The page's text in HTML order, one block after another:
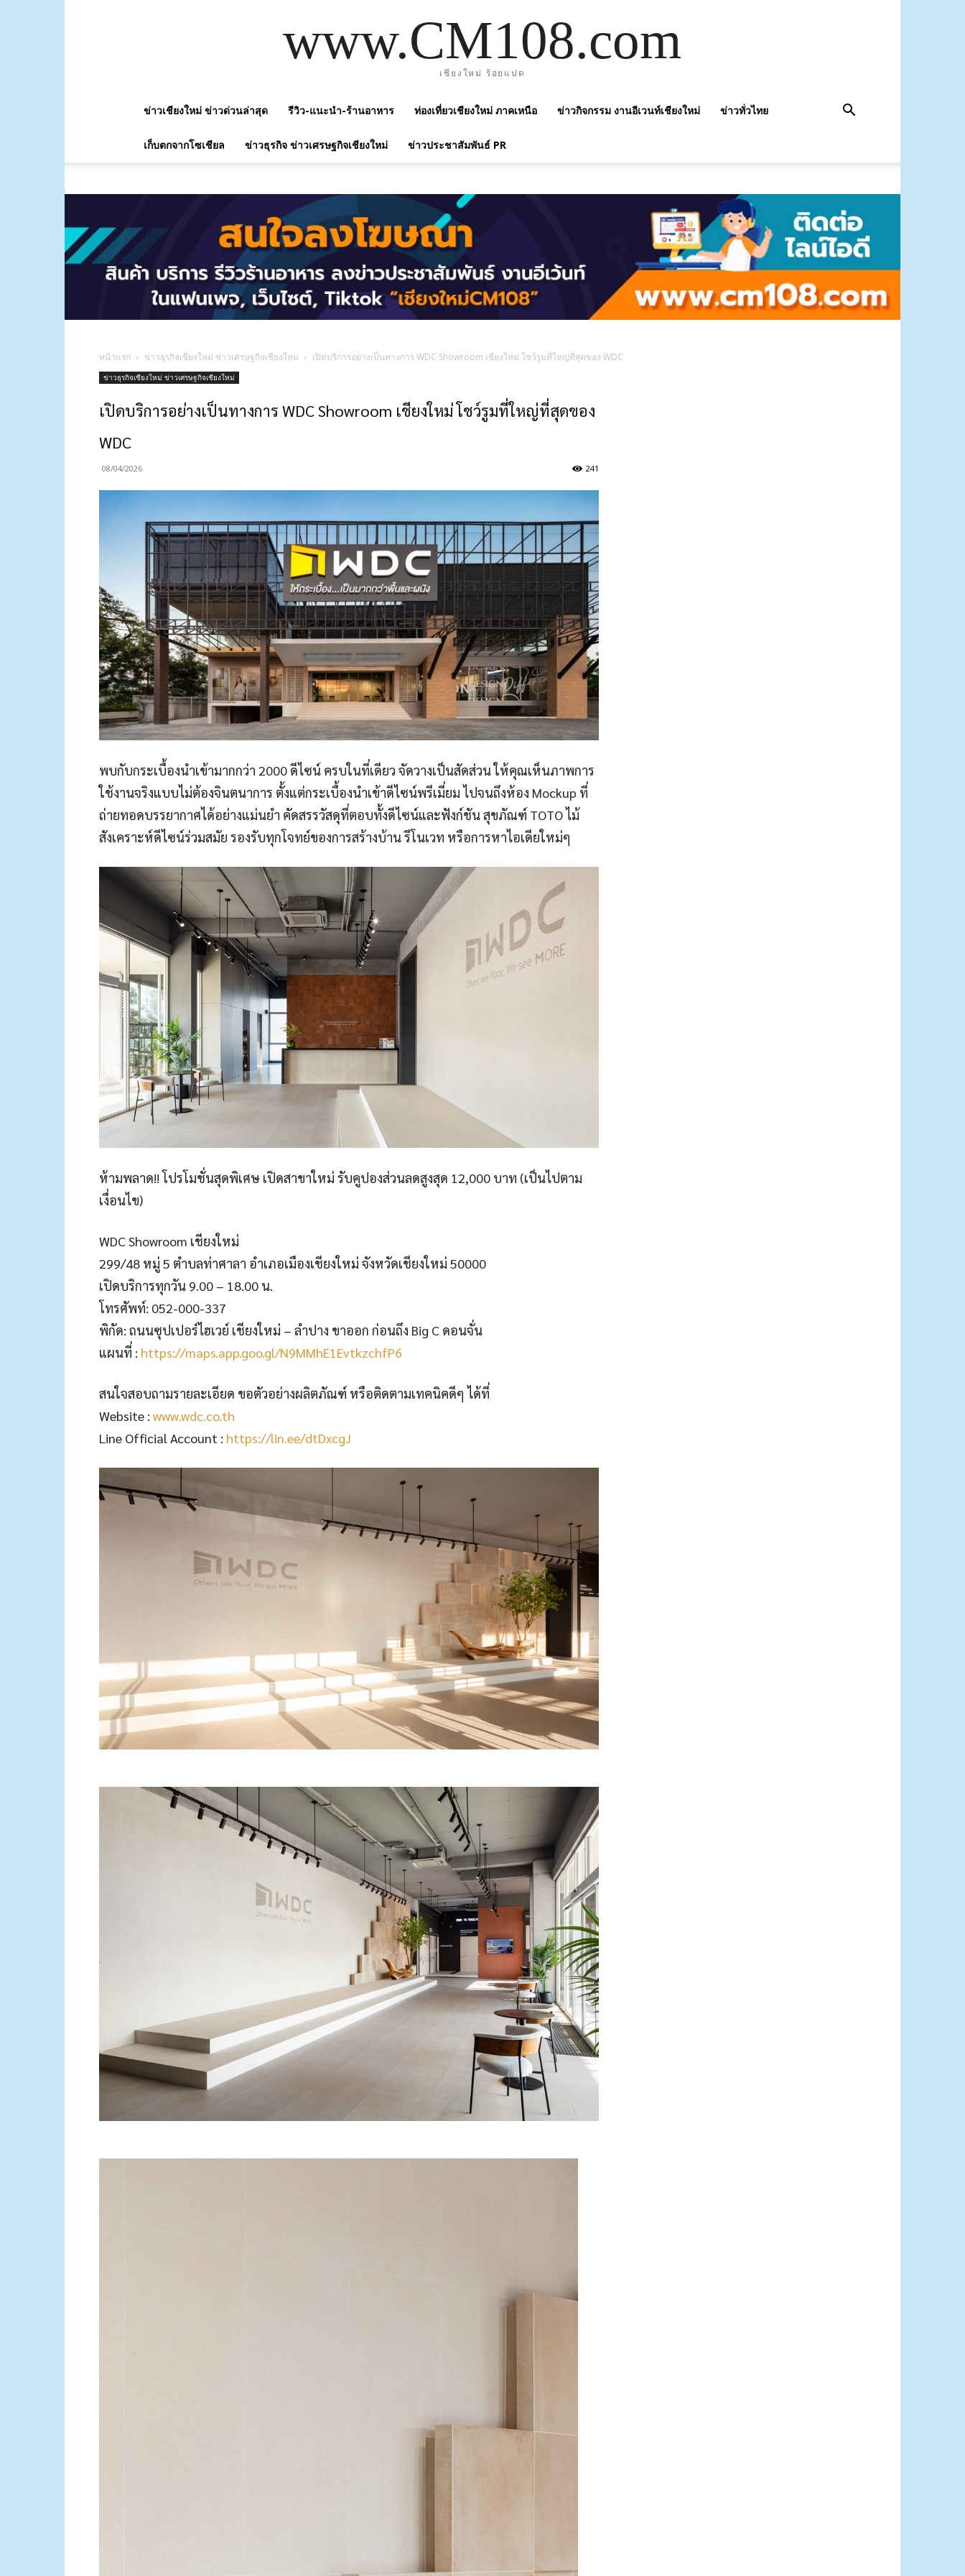
www.CM108.com
เชียงใหม่ ร้อยแปด
ข่าวเชียงใหม่ ข่าวด่วนล่าสุด รีวิว-แนะนำ-ร้านอาหาร ท่องเที่ยวเชียงใหม่ ภาคเหนือ ข่าวกิจกรรม งานอีเวนท์เชียงใหม่ ข่าวทั่วไทย
เก็บตกจากโซเชียล ข่าวธุรกิจ ข่าวเศรษฐกิจเชียงใหม่ ข่าวประชาสัมพันธ์ PR
หน้าแรก ข่าวธุรกิจเชียงใหม่ ข่าวเศรษฐกิจเชียงใหม่ เปิดบริการอย่างเป็นทางการ WDC Showroom เชียงใหม่ โชว์รูมที่ใหญ่ที่สุดของ WDC
ข่าวธุรกิจเชียงใหม่ ข่าวเศรษฐกิจเชียงใหม่
เปิดบริการอย่างเป็นทางการ WDC Showroom เชียงใหม่ โชว์รูมที่ใหญ่ที่สุดของ
WDC
08/04/2026 241
พบกับกระเบื้องนำเข้ามากกว่า 2000 ดีไซน์ ครบในที่เดียว จัดวางเป็นสัดส่วน ให้คุณเห็นภาพการ
ใช้งานจริงแบบไม่ต้องจินตนาการ ตั้งแต่กระเบื้องนำเข้าดีไซน์พรีเมี่ยม ไปจนถึงห้อง Mockup ที่
ถ่ายทอดบรรยากาศได้อย่างแม่นยำ คัดสรรวัสดุที่ตอบทั้งดีไซน์และฟังก์ชัน สุขภัณฑ์ TOTO ไม้
สังเคราะห์ดีไซน์ร่วมสมัย รองรับทุกโจทย์ของการสร้างบ้าน รีโนเวท หรือการหาไอเดียใหม่ๆ
ห้ามพลาด!! โปรโมชั่นสุดพิเศษ เปิดสาขาใหม่ รับคูปองส่วนลดสูงสุด 12,000 บาท (เป็นไปตาม
เงื่อนไข)
WDC Showroom เชียงใหม่
299/48 หมู่ 5 ตำบลท่าศาลา อำเภอเมืองเชียงใหม่ จังหวัดเชียงใหม่ 50000
เปิดบริการทุกวัน 9.00 – 18.00 น.
โทรศัพท์: 052-000-337
พิกัด: ถนนซุปเปอร์ไฮเวย์ เชียงใหม่ – ลำปาง ขาออก ก่อนถึง Big C ดอนจั่น
แผนที่ : https://maps.app.goo.gl/N9MMhE1EvtkzchfP6
สนใจสอบถามรายละเอียด ขอตัวอย่างผลิตภัณฑ์ หรือติดตามเทคนิคดีๆ ได้ที่
Website : www.wdc.co.th
Line Official Account : https://lin.ee/dtDxcgJ